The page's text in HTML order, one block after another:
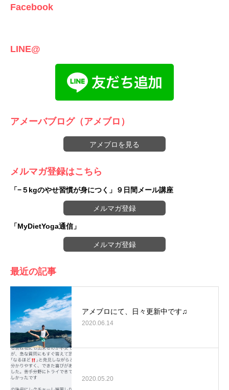
Facebook
LINE@
アメーバブログ（アメブロ）
アメブロを見る
メルマガ登録はこちら
「−５kgのやせ習慣が身につく」９日間メール講座
メルマガ登録
「MyDietYoga通信」
メルマガ登録
最近の記事
アメブロにて、日々更新中です♫
2020.06.14
2020.05.20